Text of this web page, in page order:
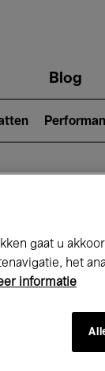
Blog
gaat u
het
informatie